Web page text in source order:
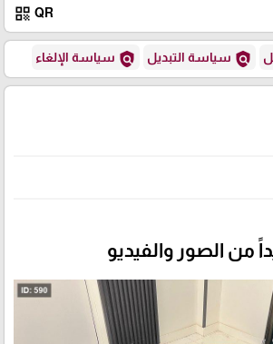
QR
qr_code
policy سياسة التبديل policy سياسة الإلغاء
من الصور والفيديو